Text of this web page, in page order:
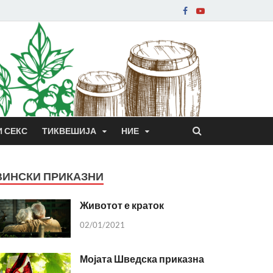
СЕКС ТИКВЕШИЈА НИЕ
ПРИКАЗНИ
Животот е краток
02/01/2021
Мојата Шведска приказна